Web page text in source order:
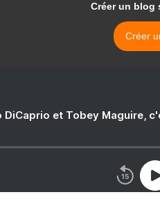
Créer un blog
Créer
DiCaprio et Tobey Maguire,